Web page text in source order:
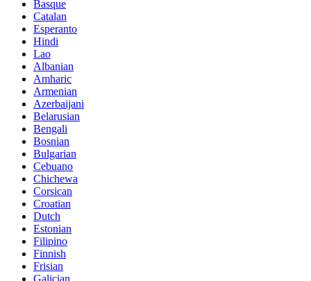
Basque
Catalan
Esperanto
Hindi
Lao
Albanian
Amharic
Armenian
Azerbaijani
Belarusian
Bengali
Bosnian
Bulgarian
Cebuano
Chichewa
Corsican
Croatian
Dutch
Estonian
Filipino
Finnish
Frisian
Galician